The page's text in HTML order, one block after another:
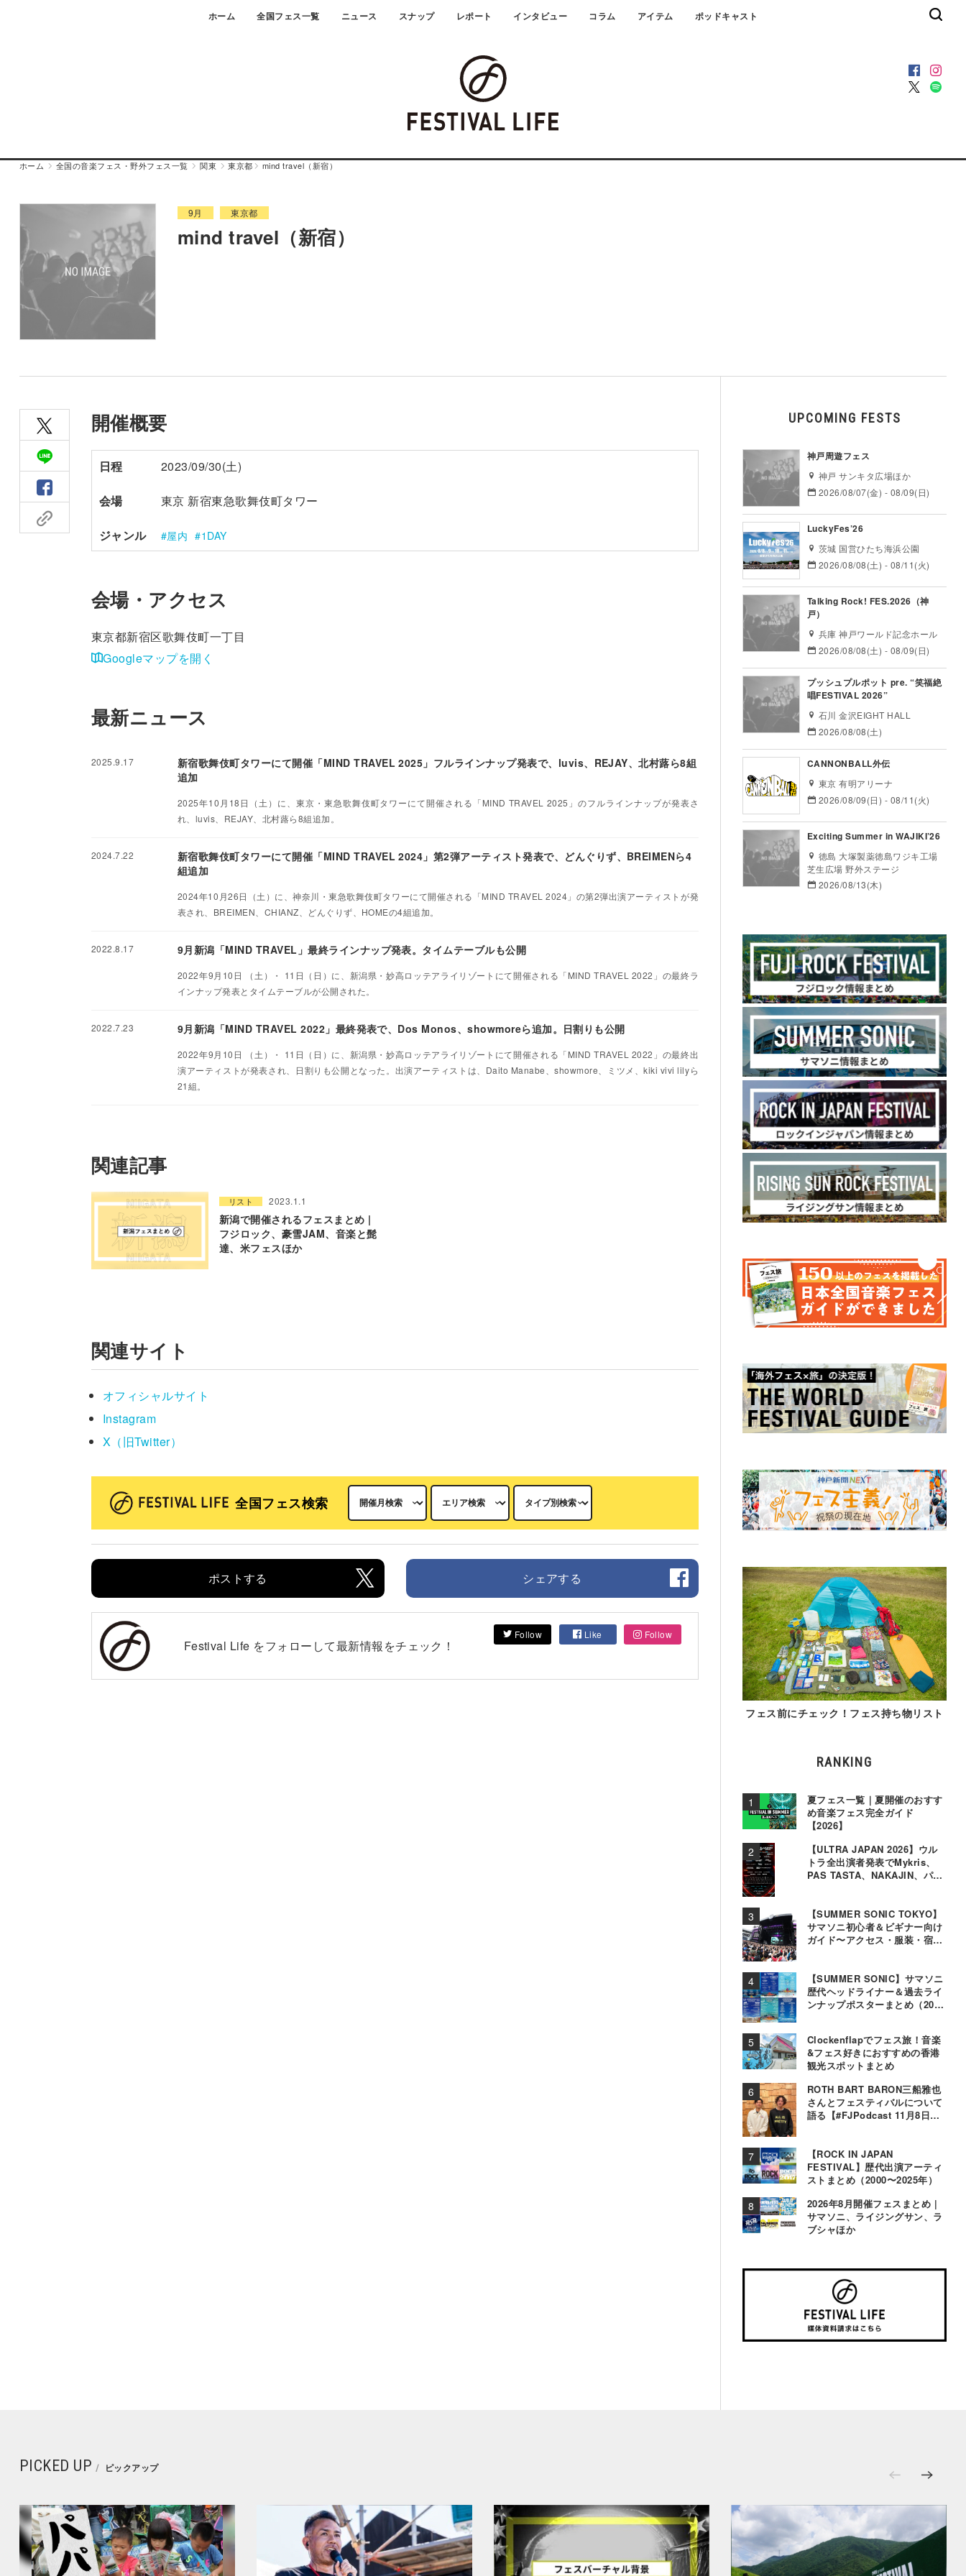
ホーム 全国フェス一覧 ニュース スナップ レポート インタビュー コラム アイテム ポッドキャスト
ホーム 全国の音楽フェス・野外フェス一覧 関東 東京都 mind travel（新宿）
9月 東京都
mind travel（新宿）
開催概要
日程 2023/09/30(土)
会場 東京 新宿東急歌舞伎町タワー
ジャンル 屋内 1DAY
会場・アクセス
東京都新宿区歌舞伎町一丁目
Googleマップを開く
最新ニュース
2025.9.17
新宿歌舞伎町タワーにて開催「MIND TRAVEL 2025」フルラインナップ発表で、luvis、REJAY、北村蕗ら8組
追加
2025年10月18日（土）に、東京・東急歌舞伎町タワーにて開催される「MIND TRAVEL 2025」のフルラインナップが発表さ
れ、luvis、REJAY、北村蕗ら8組追加。
2024.7.22
新宿歌舞伎町タワーにて開催「MIND TRAVEL 2024」第2弾アーティスト発表で、どんぐりず、BREIMENら4
組追加
2024年10月26日（土）に、神奈川・東急歌舞伎町タワーにて開催される「MIND TRAVEL 2024」の第2弾出演アーティストが発
表され、BREIMEN、CHIANZ、どんぐりず、HOMEの4組追加。
2022.8.17 9月新潟「MIND TRAVEL」最終ラインナップ発表。タイムテーブルも公開
2022年9月10日 （土）・ 11日（日）に、新潟県・妙高ロッテアライリゾートにて開催される「MIND TRAVEL 2022」の最終ラ
インナップ発表とタイムテーブルが公開された。
2022.7.23 9月新潟「MIND TRAVEL 2022」最終発表で、Dos Monos、showmoreら追加。日割りも公開
2022年9月10日 （土）・ 11日（日）に、新潟県・妙高ロッテアライリゾートにて開催される「MIND TRAVEL 2022」の最終出
演アーティストが発表され、日割りも公開となった。出演アーティストは、Daito Manabe、showmore、ミツメ、kiki vivi lilyら
21組。
関連記事
リスト 2023.1.1
新潟で開催されるフェスまとめ |
フジロック、豪雪JAM、音楽と髭
達、米フェスほか
関連サイト
オフィシャルサイト
Instagram
X（旧Twitter）
全国フェス検索
ポストする シェアする
Festival Life をフォローして最新情報をチェック！
Follow Like Follow
UPCOMING FESTS
神戸周遊フェス
神戸 サンキタ広場ほか
2026/08/07(金) - 08/09(日)
LuckyFes’26
茨城 国営ひたち海浜公園
2026/08/08(土) - 08/11(火)
Talking Rock! FES.2026（神
戸）
兵庫 神戸ワールド記念ホール
2026/08/08(土) - 08/09(日)
プッシュプルポット pre. “笑福絶
唱FESTIVAL 2026”
石川 金沢EIGHT HALL
2026/08/08(土)
CANNONBALL外伝
東京 有明アリーナ
2026/08/09(日) - 08/11(火)
Exciting Summer in WAJIKI’26
徳島 大塚製薬徳島ワジキ工場
芝生広場 野外ステージ
2026/08/13(木)
フェス前にチェック！フェス持ち物リスト
RANKING
夏フェス一覧｜夏開催のおすす
め音楽フェス完全ガイド
【2026】
【ULTRA JAPAN 2026】ウル
トラ全出演者発表でMykris、
PAS TASTA、NAKAJIN、パソ
【SUMMER SONIC TOKYO】
サマソニ初心者＆ビギナー向け
ガイド〜アクセス・服装・宿泊
【SUMMER SONIC】サマソニ
歴代ヘッドライナー＆過去ライ
ンナップポスターまとめ（2000
Clockenflapでフェス旅！音楽
&フェス好きにおすすめの香港
観光スポットまとめ
ROTH BART BARON三船雅也
さんとフェスティバルについて
語る【#FJPodcast 11月8日配
【ROCK IN JAPAN
FESTIVAL】歴代出演アーティ
ストまとめ（2000〜2025年）
2026年8月開催フェスまとめ |
サマソニ、ライジングサン、ラ
ブシャほか
PICKED UP ピックアップ